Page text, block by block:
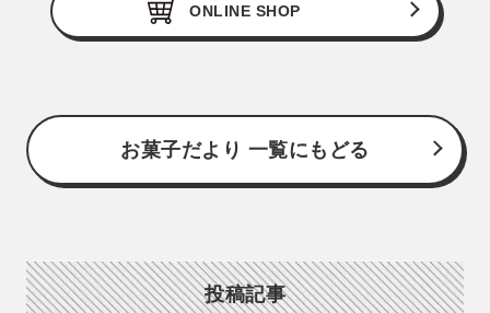
ONLINE SHOP
お菓子だより 一覧にもどる
投稿記事